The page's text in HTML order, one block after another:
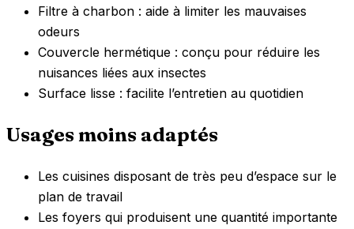
Filtre à charbon : aide à limiter les mauvaises
odeurs
Couvercle hermétique : conçu pour réduire les
nuisances liées aux insectes
Surface lisse : facilite l’entretien au quotidien
Usages moins adaptés
Les cuisines disposant de très peu d’espace sur le
plan de travail
Les foyers qui produisent une quantité importante